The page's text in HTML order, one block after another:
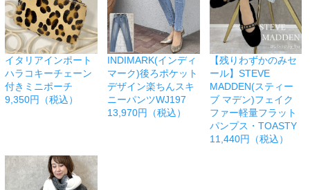
イタリアインポート
ハラコキーチェーン
付きミニポーチ
9,350円（税込）
INDIMARK(インディ
マーク)後ろポケット
デザイン楽ちんスキ
ニーパンツWJ197
13,970円（税込）
【残りわずかのみセ
ール】STEVE
MADDEN(スティー
ブ マデン)フェイク
ファー軽量フラット
パンプス・TOASTY
11,440円（税込）